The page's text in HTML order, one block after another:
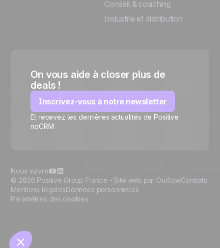
Conseil & coaching
Industrie et distribution
On vous aide à closer plus de
deals !
Inscrivez-vous à notre newsletter
Et recevez les dernières actualités de Positive
noCRM
© 2026 Positive Group France - Site web par OuiflowContrats
Mentions légalesDonnées personnelles
Paramètres des cookies
Nous suivre